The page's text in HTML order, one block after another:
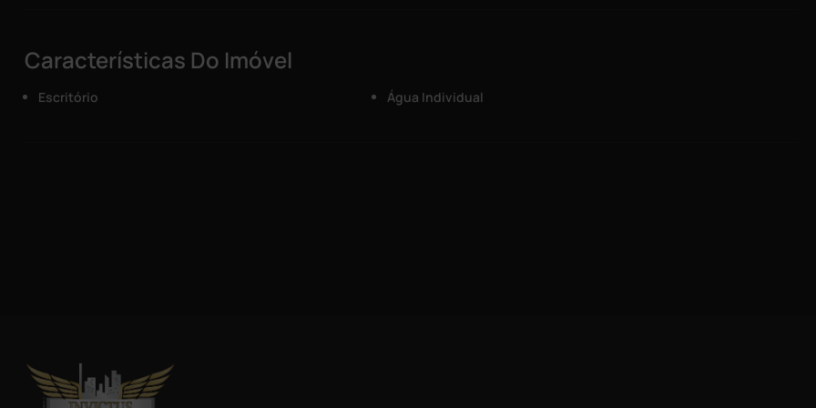
Características Do Imóvel
Escritório Água Individual